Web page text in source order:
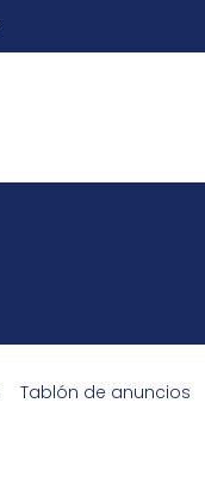
Tablón de anuncios